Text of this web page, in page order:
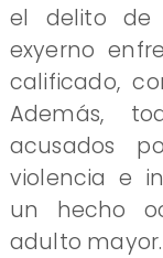
el delito de
exyerno
calificado,
Además,
acusados
violencia e
un hecho
adulto mayor.